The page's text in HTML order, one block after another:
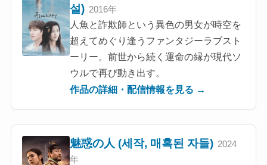
설) 2016年
人魚と詐欺師という異色の男女が時空を
超えてめぐり逢うファンタジーラブスト
ーリー。前世から続く運命の縁が現代ソ
ウルで再び動き出す。
作品の詳細・配信情報を見る →
魅惑の人 (세작, 매혹된 자들) 2024
年